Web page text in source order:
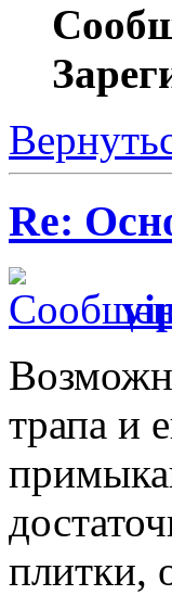
Re:
трапа и
плитки,